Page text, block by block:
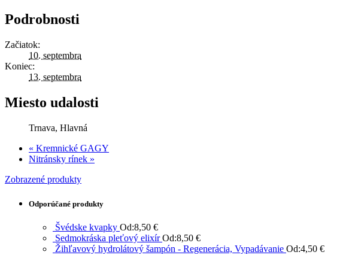
Podrobnosti
Začiatok:
10. septembra
Koniec:
13. septembra
Miesto udalosti
Trnava, Hlavná
« Kremnické GAGY
Nitránsky rínek »
Zobrazené produkty
Odporúčané produkty
Švédske kvapky Od:8,50 €
Sedmokráska pleťový elixír Od:8,50 €
Žihľavový hydrolátový šampón - Regenerácia, Vypadávanie Od:4,50 €